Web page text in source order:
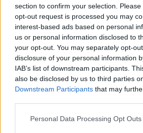
section to confirm your selection.
opt-out request is processed you may
interest-based ads based on personal
us or personal information disclosed to
your opt-out. You may separately opt-
disclosure of your personal information
IAB’s list of downstream participants.
also be disclosed by us to third parties
Downstream Participants that may
Personal Data Processing Opt Outs
Meglépték a történelmi